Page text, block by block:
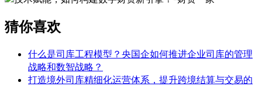
猜你喜欢
什么是司库工程模型？央国企如何推进企业司库的管理
战略和数智战略？
打造境外司库精细化运营体系，提升跨境结算与交易的